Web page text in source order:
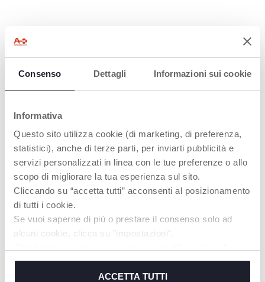
Consenso Dettagli Informazioni sui cookie
Informativa
Questo sito utilizza cookie (di marketing, di preferenza,
statistici), anche di terze parti, per inviarti pubblicità e
servizi personalizzati in linea con le tue preferenze o allo
scopo di migliorare la tua esperienza sul sito.
Cliccando su “accetta tutti” acconsenti al posizionamento
di tutti i cookie.
Se vuoi saperne di più o prestare il consenso solo ad
alcuni cookie, clicca su "impostazioni".
cookie tecnici, indispensabili per fruire del servizio
ACCETTA TUTTI
3. MODE QCM
L'enfant doit recréer
une séquence qu'il a
apprise dans le
deuxième mode de
jeu. Tout d'abord, il est
invité à créer la
séquence avec les
cartes. Ensuite, il peut
vérifier sa séquence
boutons dans le bon
ordre et recevra un
retour immédiat.
AITA
Ce jouet, tout comme
les autres jouets de la
ligne Sense&Focus, a
été développé en
collaboration avec le
AITA. Grâce à cette
précieuse
a créé une gamme de
jouets adaptés à
chaque enfant, en